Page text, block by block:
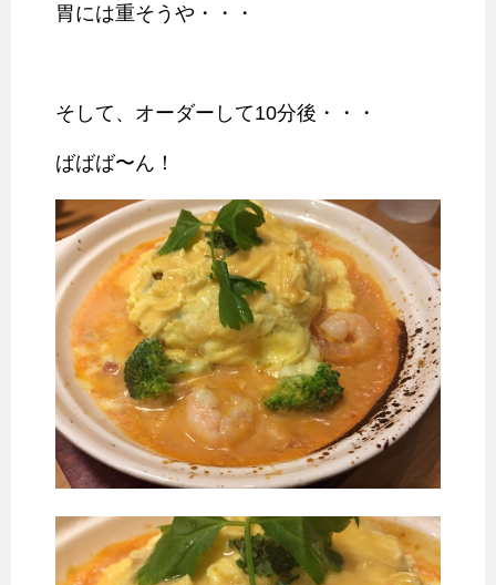
胃には重そうや・・・
そして、オーダーして10分後・・・
ばばば〜ん！